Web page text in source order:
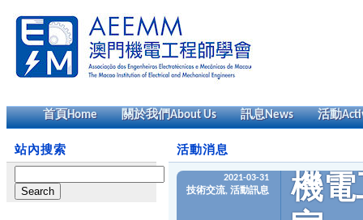
首頁Home 關於我們About Us 訊息News 活動
站內搜索
for:
活動消息
2021-03-31
技術交流, 活動訊息
機電